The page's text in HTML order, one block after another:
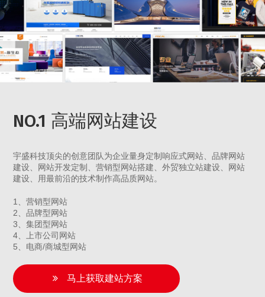
NO.1 高端网站建设
宇盛科技顶尖的创意团队为企业量身定制响应式网站、品牌网站
建设、网站开发定制、营销型网站搭建、外贸独立站建设、网站
建设、用最前沿的技术制作高品质网站。
1、营销型网站
2、品牌型网站
3、集团型网站
4、上市公司网站
5、电商/商城型网站
马上获取建站方案